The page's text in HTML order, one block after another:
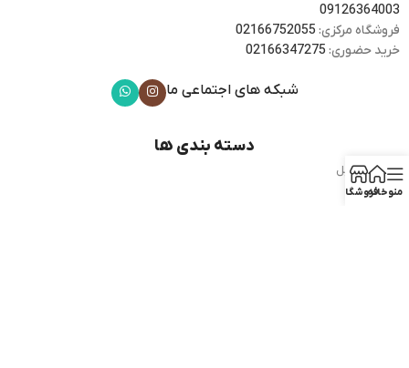
09126364003
فروشگاه مرکزی: 02166752055
خرید حضوری: 02166347275
شبکه های اجتماعی ما
دسته بندی ها
گوشی موبایل
هدفون
منوخانهفروشگاه